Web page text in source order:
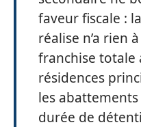
faveur fiscale :
réalise n’a rien
franchise totale
résidences
les
durée de